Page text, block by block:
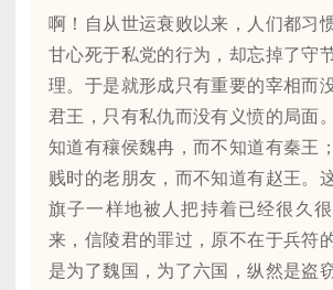
啊！自从世运衰败以来，人们都习
甘心死于私党的行为，却忘掉了守
理。于是就形成只有重要的宰相而
君王，只有私仇而没有义愤的局面
知道有穰侯魏冉，而不知道有秦王
贱时的老朋友，而不知道有赵王。
旗子一样地被人把持着已经很久
来，信陵君的罪过，原不在于兵符
是为了魏国，为了六国，纵然是盗